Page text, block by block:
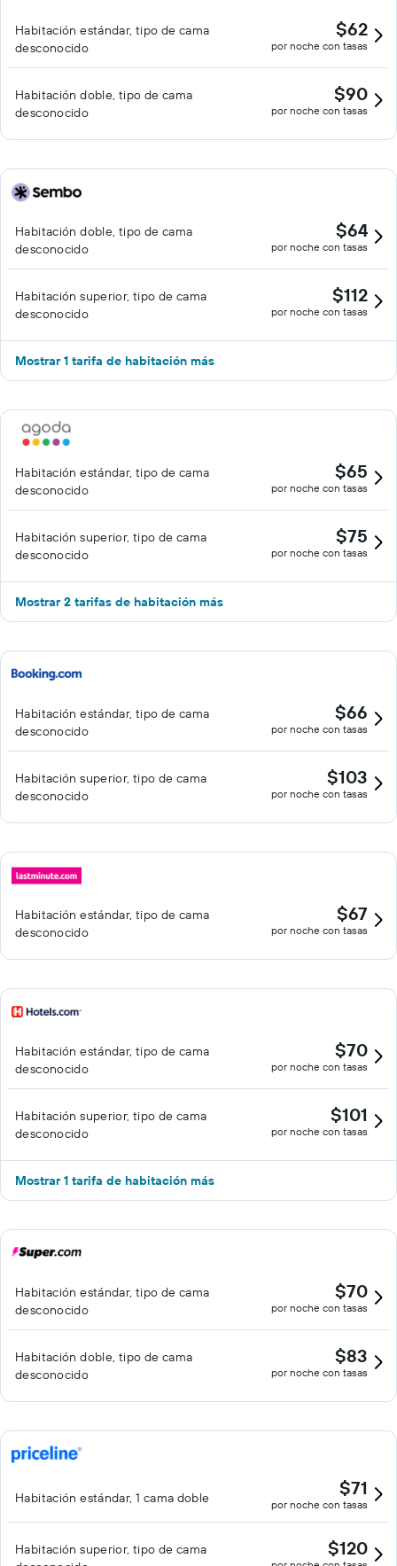
Habitación estándar, tipo de cama
desconocido
$62
por noche con tasas
Habitación doble, tipo de cama
desconocido
$90
por noche con tasas
Habitación doble, tipo de cama
desconocido
$64
por noche con tasas
Habitación superior, tipo de cama
desconocido
$112
por noche con tasas
Mostrar 1 tarifa de habitación más
Habitación estándar, tipo de cama
desconocido
$65
por noche con tasas
Habitación superior, tipo de cama
desconocido
$75
por noche con tasas
Mostrar 2 tarifas de habitación más
Habitación estándar, tipo de cama
desconocido
$66
por noche con tasas
Habitación superior, tipo de cama
desconocido
$103
por noche con tasas
Habitación estándar, tipo de cama
desconocido
$67
por noche con tasas
Habitación estándar, tipo de cama
desconocido
$70
por noche con tasas
Habitación superior, tipo de cama
desconocido
$101
por noche con tasas
Mostrar 1 tarifa de habitación más
Habitación estándar, tipo de cama
desconocido
$70
por noche con tasas
Habitación doble, tipo de cama
desconocido
$83
por noche con tasas
Habitación estándar, 1 cama doble $71
por noche con tasas
Habitación superior, tipo de cama
$120